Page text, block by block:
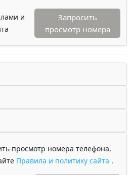
и
Запросить
просмотр номера
просмотр номера телефона,
Правила и политику сайта .